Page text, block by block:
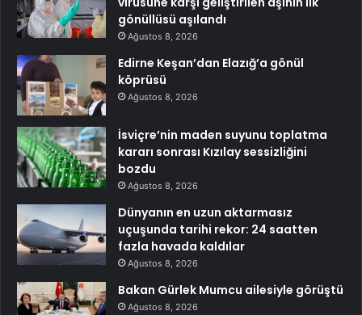
gönüllüsü aşılandı
Ağustos 8, 2026
Edirne Keşan’dan Elazığ’a gönül
köprüsü
Ağustos 8, 2026
İsviçre’nin maden suyunu toplatma
kararı sonrası Kızılay sessizliğini
bozdu
Ağustos 8, 2026
Dünyanın en uzun aktarmasız
uçuşunda tarihi rekor: 24 saatten
fazla havada kaldılar
Ağustos 8, 2026
Bakan Gürlek Mumcu ailesiyle görüştü
Ağustos 8, 2026